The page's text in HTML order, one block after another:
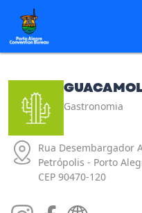
Gastronomia
Rua Desembargador
Petrópolis - Porto
CEP 90470-120